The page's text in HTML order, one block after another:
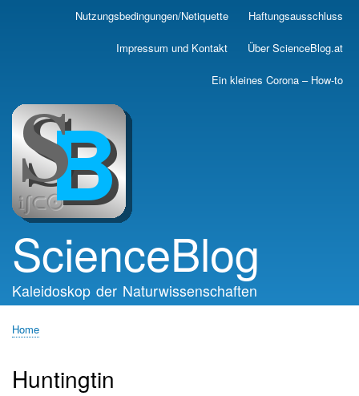
Skip
main
Nutzungsbedingungen/Netiquette Haftungsausschluss
Impressum und Kontakt Über ScienceBlog.at
Ein kleines Corona – How-to
ScienceBlog
Kaleidoskop der Naturwissenschaften
Home
Huntingtin